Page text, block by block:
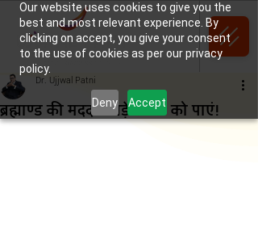
Our website uses cookies to give you the
best and most relevant experience. By
clicking on accept, you give your consent
to the use of cookies as per our privacy
policy.
Deny Accept
ब्रह्माण्ड की मदद से बड़े सपनों को पाएं!
Dr. Ujjwal Patni